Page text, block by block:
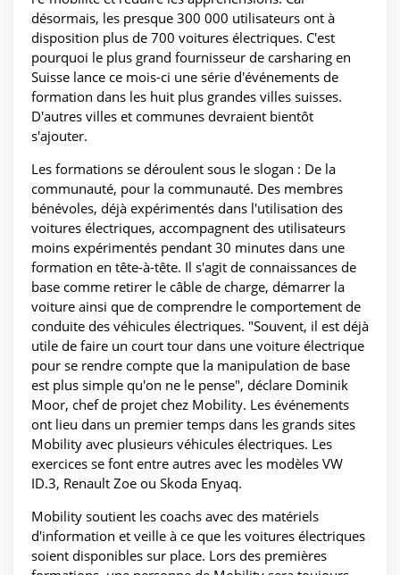
désormais, les presque 300 000 utilisateurs ont à
disposition plus de 700 voitures électriques. C'est
pourquoi le plus grand fournisseur de carsharing en
Suisse lance ce mois-ci une série d'événements de
formation dans les huit plus grandes villes suisses.
D'autres villes et communes devraient bientôt
s'ajouter.
Les formations se déroulent sous le slogan : De la
communauté, pour la communauté. Des membres
bénévoles, déjà expérimentés dans l'utilisation des
voitures électriques, accompagnent des utilisateurs
moins expérimentés pendant 30 minutes dans une
formation en tête-à-tête. Il s'agit de connaissances de
base comme retirer le câble de charge, démarrer la
voiture ainsi que de comprendre le comportement de
conduite des véhicules électriques. "Souvent, il est déjà
utile de faire un court tour dans une voiture électrique
pour se rendre compte que la manipulation de base
est plus simple qu'on ne le pense", déclare Dominik
Moor, chef de projet chez Mobility. Les événements
ont lieu dans un premier temps dans les grands sites
Mobility avec plusieurs véhicules électriques. Les
exercices se font entre autres avec les modèles VW
ID.3, Renault Zoe ou Skoda Enyaq.
Mobility soutient les coachs avec des matériels
d'information et veille à ce que les voitures électriques
soient disponibles sur place. Lors des premières